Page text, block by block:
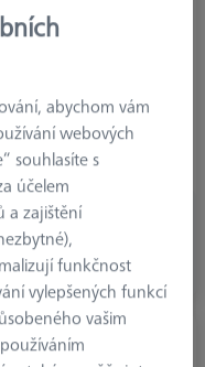
abychom vám
webových
souhlasíte s
účelem
a zajištění
funkčnost
vylepšených funkcí
vašim